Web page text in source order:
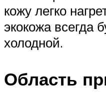
кожу легко
экокожа всегда
холодной.
Область